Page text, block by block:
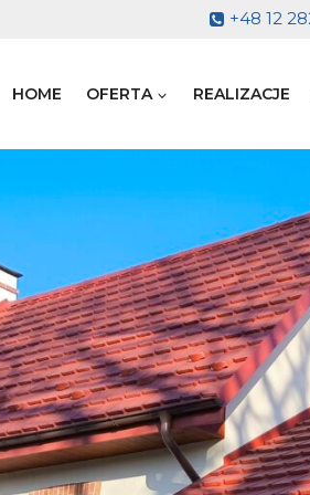
+48 12
HOME OFERTA REALIZACJE